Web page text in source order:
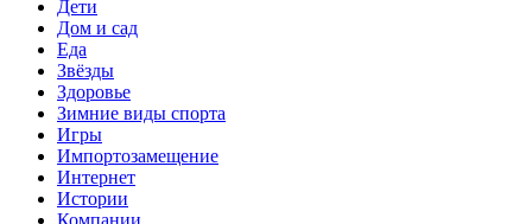
Дети
Дом и сад
Еда
Звёзды
Здоровье
Зимние виды спорта
Игры
Импортозамещение
Интернет
Истории